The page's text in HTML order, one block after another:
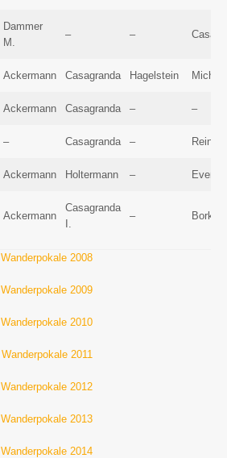
Dammer
M.
– –
Ackermann Casagranda Hagelstein Michels
Ackermann Casagranda – –
– Casagranda –
Ackermann Holtermann –
Ackermann
Casagranda
I.
–
Wanderpokale 2008
Wanderpokale 2009
Wanderpokale 2010
Wanderpokale 2011
Wanderpokale 2012
Wanderpokale 2013
Wanderpokale 2014